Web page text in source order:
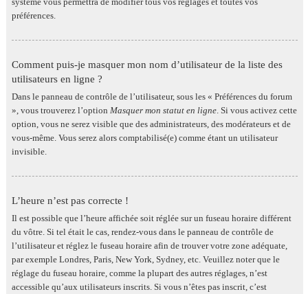
préférences.
Comment puis-je masquer mon nom d’utilisateur de la liste des
utilisateurs en ligne ?
Dans le panneau de contrôle de l’utilisateur, sous les « Préférences du forum
», vous trouverez l’option Masquer mon statut en ligne. Si vous activez cette
option, vous ne serez visible que des administrateurs, des modérateurs et de
vous-même. Vous serez alors comptabilisé(e) comme étant un utilisateur
invisible.
L’heure n’est pas correcte !
Il est possible que l’heure affichée soit réglée sur un fuseau horaire différent
du vôtre. Si tel était le cas, rendez-vous dans le panneau de contrôle de
l’utilisateur et réglez le fuseau horaire afin de trouver votre zone adéquate,
par exemple Londres, Paris, New York, Sydney, etc. Veuillez noter que le
réglage du fuseau horaire, comme la plupart des autres réglages, n’est
accessible qu’aux utilisateurs inscrits. Si vous n’êtes pas inscrit, c’est